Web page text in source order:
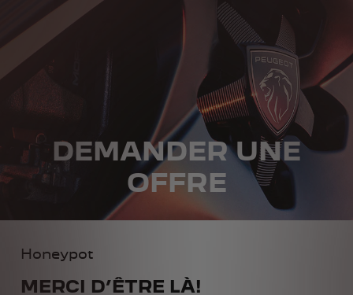
DEMANDER UNE
OFFRE